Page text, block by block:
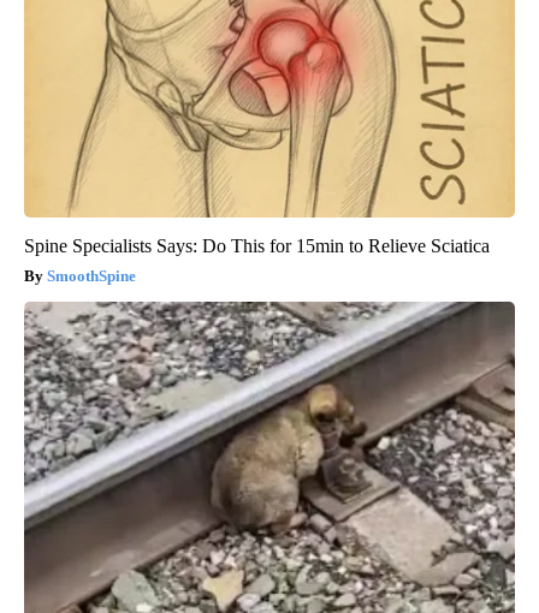
Spine Specialists Says: Do This for 15min to Relieve Sciatica
SmoothSpine